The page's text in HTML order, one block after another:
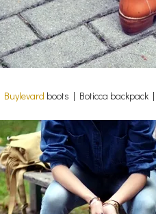
Buylevard boots | Boticca backpack |